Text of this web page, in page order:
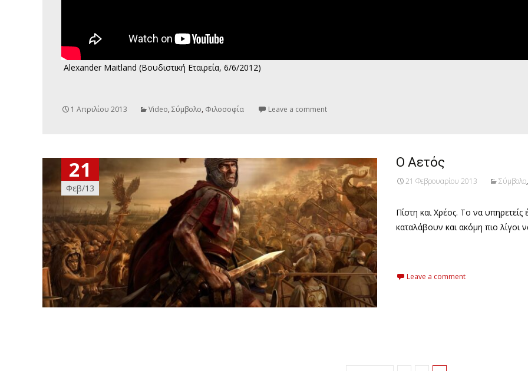
Alexander Maitland (Βουδιστική Εταιρεία, 6/6/2012)
1 Απριλίου 2013 Video, Σύμβολο, Φιλοσοφία Leave a comment
21
Φεβ/13
Ο Αετός
21 Φεβρουαρίου 2013 Σύμβολο,
Πίστη και Χρέος. Το να
καταλάβουν και ακόμη πιο λίγοι
Leave a comment